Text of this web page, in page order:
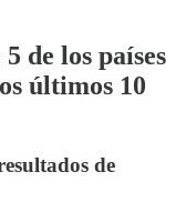
de los países
últimos 10
de